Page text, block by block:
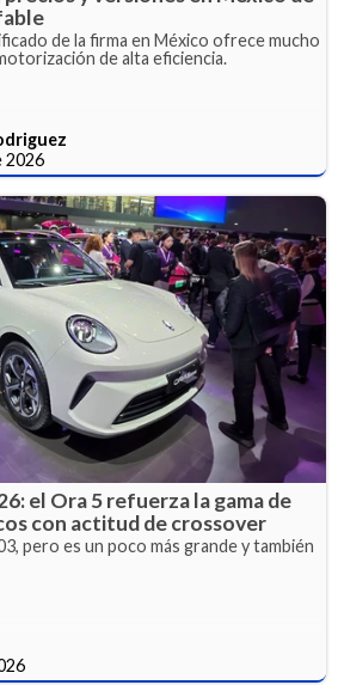
de la firma en México ofrece mucho
de alta eficiencia.
2026
el Ora 5 refuerza la gama de
con actitud de crossover
pero es un poco más grande y también